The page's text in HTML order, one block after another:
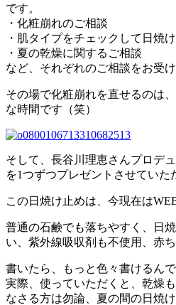
です。
・化粧崩れのご相談
・肌タイプをチェックして日焼
・夏の乾燥に関するご相談
など、それぞれのご相談をお受け
その場で化粧崩れを直せるのは
な時間です（笑）
そして、長谷川理恵さんプロデ
を1つずつプレゼントさせていた
この日焼け止めは、今現在は
普通の石鹸でも落ちやすく、日
い、紫外線吸収剤も不使用、赤
書いたら、もっと色々書けるんで
実際、使っていただくと、乾燥
なさる方は勿論、夏の間の日焼